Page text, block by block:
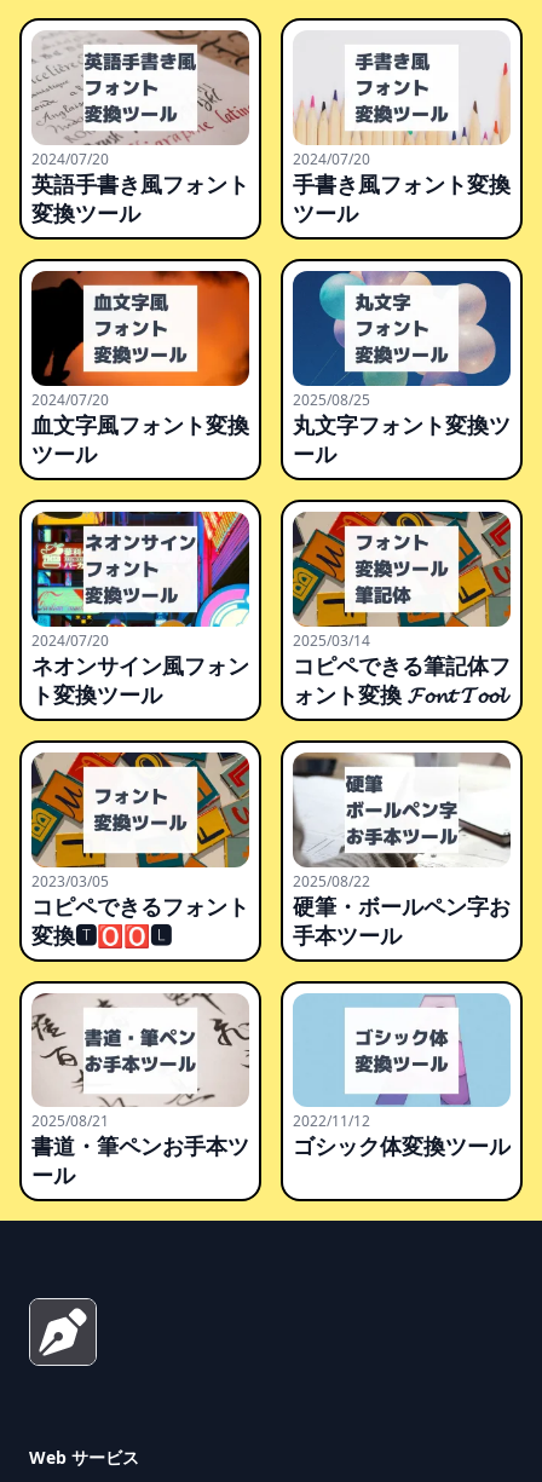
2024/07/20
英語手書き風フォント
変換ツール
2024/07/20
手書き風フォント変換
ツール
2024/07/20
血文字風フォント変換
ツール
2025/08/25
丸文字フォント変換ツ
ール
2024/07/20
ネオンサイン風フォン
ト変換ツール
2025/03/14
コピペできる筆記体フ
ォント変換 𝓕𝓸𝓷𝓽 𝓣𝓸𝓸𝓵
2023/03/05
コピペできるフォント
変換🆃🅾🅾🅻
2025/08/22
硬筆・ボールペン字お
手本ツール
2025/08/21
書道・筆ペンお手本ツ
ール
2022/11/12
ゴシック体変換ツール
Web サービス